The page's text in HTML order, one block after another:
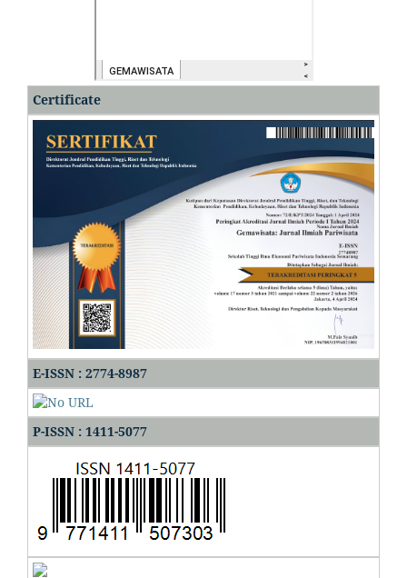
Certificate
E-ISSN : 2774-8987
P-ISSN : 1411-5077